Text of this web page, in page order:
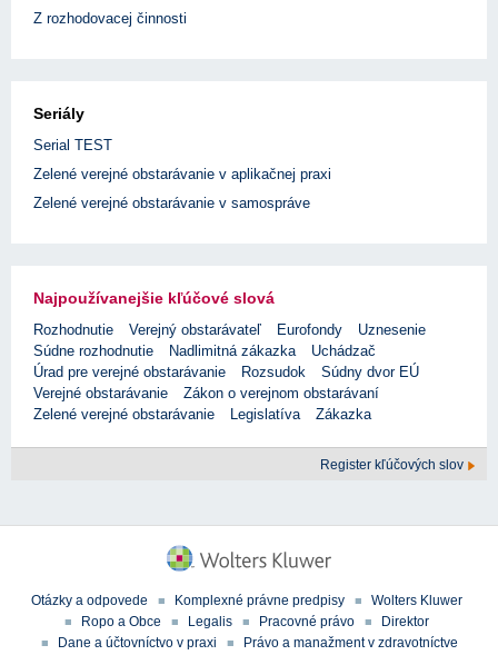
Z rozhodovacej činnosti
Seriály
Serial TEST
Zelené verejné obstarávanie v aplikačnej praxi
Zelené verejné obstarávanie v samospráve
Najpoužívanejšie kľúčové slová
Rozhodnutie Verejný obstarávateľ Eurofondy
Uznesenie
Súdne rozhodnutie
Nadlimitná zákazka
Uchádzač
Úrad pre verejné obstarávanie
Rozsudok
Súdny dvor EÚ
Verejné obstarávanie
Zákon o verejnom obstarávaní
Zelené verejné obstarávanie
Legislatíva Zákazka
Register kľúčových slov
Otázky a odpovede Komplexné právne predpisy
Wolters Kluwer
Ropo a Obce
Legalis Pracovné právo
Direktor
Dane a účtovníctvo v praxi
Právo a manažment v zdravotníctve